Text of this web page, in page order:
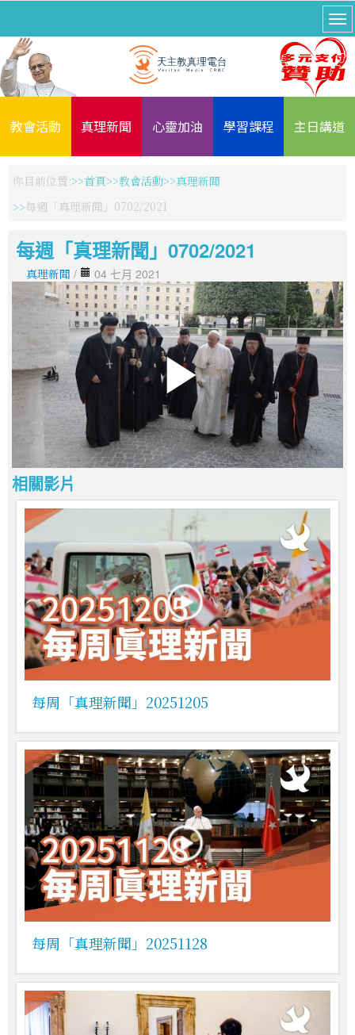
教會活動 真理新聞 心靈加油 學習課程 主日講道
你目前位置: 首頁 教會活動
真理新聞
每週「真理新聞」0702/2021
每週「真理新聞」0702/2021
真理新聞 / 04 七月 2021
相關影片
每周「真理新聞」20251205
每周「真理新聞」20251128